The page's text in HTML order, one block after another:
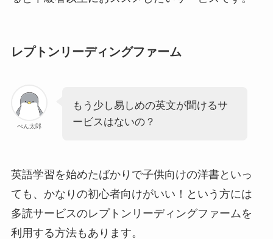
レプトンリーディングファーム
ぺん太郎
もう少し易しめの英文が聞けるサ
ービスはないの？
英語学習を始めたばかりで子供向けの洋書といっ
ても、かなりの初心者向けがいい！という方には
多読サービスのレプトンリーディングファームを
利用する方法もあります。